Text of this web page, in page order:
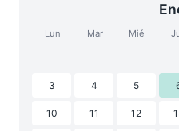
Lun Mar Mié
3 4 5
10 11 12